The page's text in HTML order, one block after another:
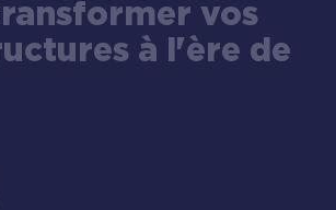
vos
à l'ère de